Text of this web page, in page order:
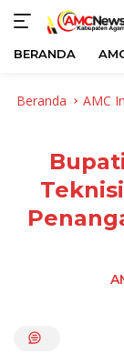
BERANDA
Beranda AMC